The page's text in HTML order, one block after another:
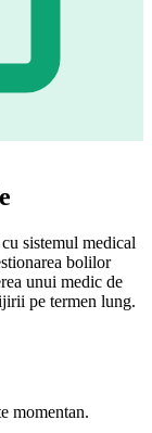
sistemul medical
bolilor
unui medic de
pe termen lung.
momentan.